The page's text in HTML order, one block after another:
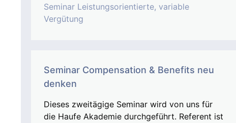
Seminar Leistungsorientierte, variable
Vergütung
Seminar Compensation & Benefits neu
denken
Dieses zweitägige Seminar wird von uns für
die Haufe Akademie durchgeführt. Referent ist